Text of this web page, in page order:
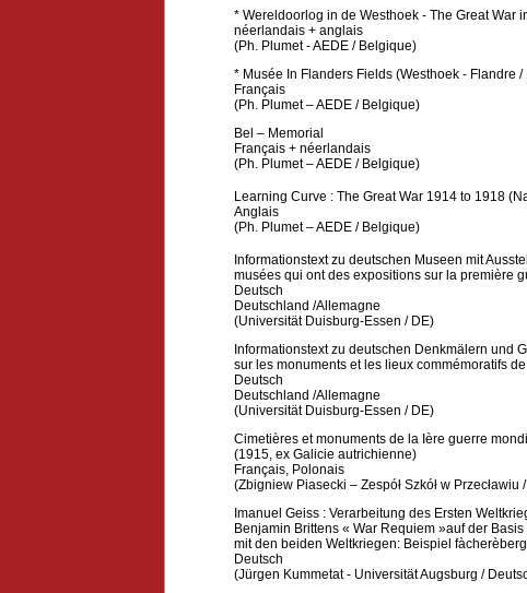
* Wereldoorlog in de Westhoek - The Great War
néerlandais + anglais
(Ph. Plumet - AEDE / Belgique)
* Musée In Flanders Fields (Westhoek - Flandre
Français
(Ph. Plumet – AEDE / Belgique)
Bel – Memorial
Français + néerlandais
(Ph. Plumet – AEDE / Belgique)
Learning Curve : The Great War 1914 to 1918
Anglais
(Ph. Plumet – AEDE / Belgique)
Informationstext zu deutschen Museen mit
musées qui ont des expositions sur la première
Deutsch
Deutschland /Allemagne
(Universität Duisburg-Essen / DE)
Informationstext zu deutschen Denkmälern und
sur les monuments et les lieux commémoratifs
Deutsch
Deutschland /Allemagne
(Universität Duisburg-Essen / DE)
Cimetières et monuments de la Ière guerre
(1915, ex Galicie autrichienne)
Français, Polonais
(Zbigniew Piasecki – Zespół Szkół w Przecławiu
Imanuel Geiss : Verarbeitung des Ersten
Benjamin Brittens « War Requiem »auf der
mit den beiden Weltkriegen: Beispiel
Deutsch
(Jürgen Kummetat - Universität Augsburg /